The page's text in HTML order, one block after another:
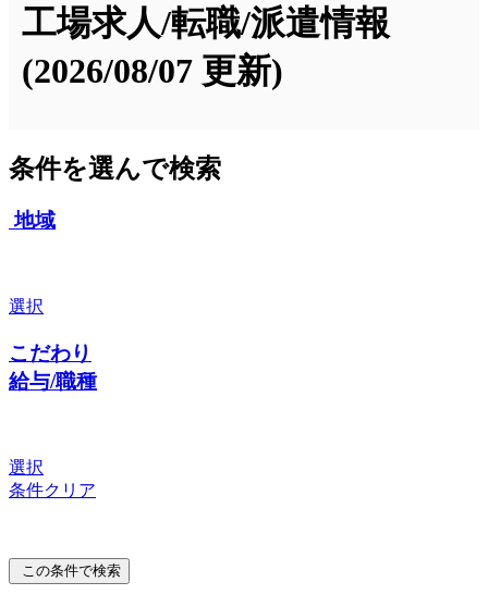
工場求人/転職/派遣情報
(2026/08/07 更新)
条件を選んで検索
地域
選択
こだわり
給与/職種
選択
条件クリア
この条件で検索